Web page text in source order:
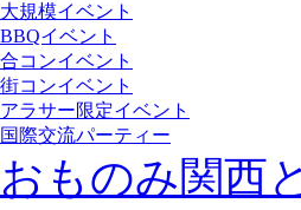
大規模イベント
BBQイベント
合コンイベント
街コンイベント
アラサー限定イベント
国際交流パーティー
おものみ関西